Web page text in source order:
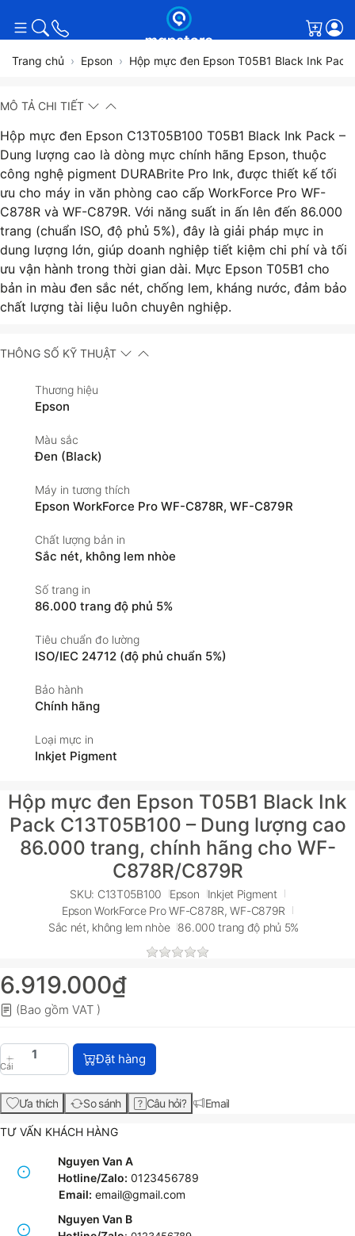
Giỏ
Trang chủ Epson Hộp mực đen Epson T05B1 Black Ink
MÔ TẢ CHI TIẾT
Hộp mực đen Epson C13T05B100 T05B1 Black Ink Pack –
Dung lượng cao là dòng mực chính hãng Epson, thuộc
công nghệ pigment DURABrite Pro Ink, được thiết kế tối
ưu cho máy in văn phòng cao cấp WorkForce Pro WF-
C878R và WF-C879R. Với năng suất in ấn lên đến 86.000
trang (chuẩn ISO, độ phủ 5%), đây là giải pháp mực in
dung lượng lớn, giúp doanh nghiệp tiết kiệm chi phí và tối
ưu vận hành trong thời gian dài. Mực Epson T05B1 cho
bản in màu đen sắc nét, chống lem, kháng nước, đảm bảo
chất lượng tài liệu luôn chuyên nghiệp.
THÔNG SỐ KỸ THUẬT
Thương hiệu
Epson
Màu sắc
Đen (Black)
Máy in tương thích
Epson WorkForce Pro WF-C878R, WF-C879R
Chất lượng bản in
Sắc nét, không lem nhòe
Số trang in
86.000 trang độ phủ 5%
Tiêu chuẩn đo lường
ISO/IEC 24712 (độ phủ chuẩn 5%)
Bảo hành
Chính hãng
Loại mực in
Inkjet Pigment
Hộp mực đen Epson T05B1 Black Ink
Pack C13T05B100 – Dung lượng cao
86.000 trang, chính hãng cho WF-
C878R/C879R
SKU: C13T05B100 Epson
Inkjet Pigment
Epson WorkForce Pro WF-C878R, WF-C879R
Sắc nét, không lem nhòe
86.000 trang độ phủ 5%
6.919.000₫
(Bao gồm VAT )
Cái
Hộp mực đen Epson T05B1 Black Ink Pack
Đặt hàng
Ưa thích So sánh Câu hỏi? Email
TƯ VẤN KHÁCH HÀNG
Nguyen Van A
Hotline/Zalo: 0123456789
Email: email@gmail.com
Nguyen Van B